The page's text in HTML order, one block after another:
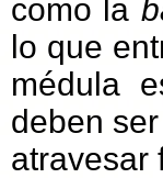
como la
lo que
médula
deben
atravesar